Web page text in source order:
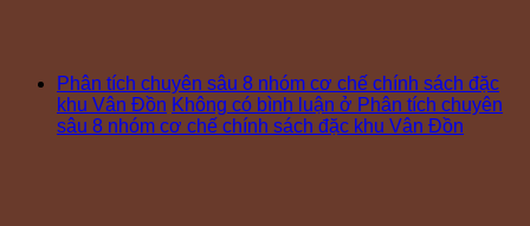
Phân tích chuyên sâu 8 nhóm cơ chế chính sách đặc
khu Vân Đồn Không có bình luận ở Phân tích chuyên
sâu 8 nhóm cơ chế chính sách đặc khu Vân Đồn